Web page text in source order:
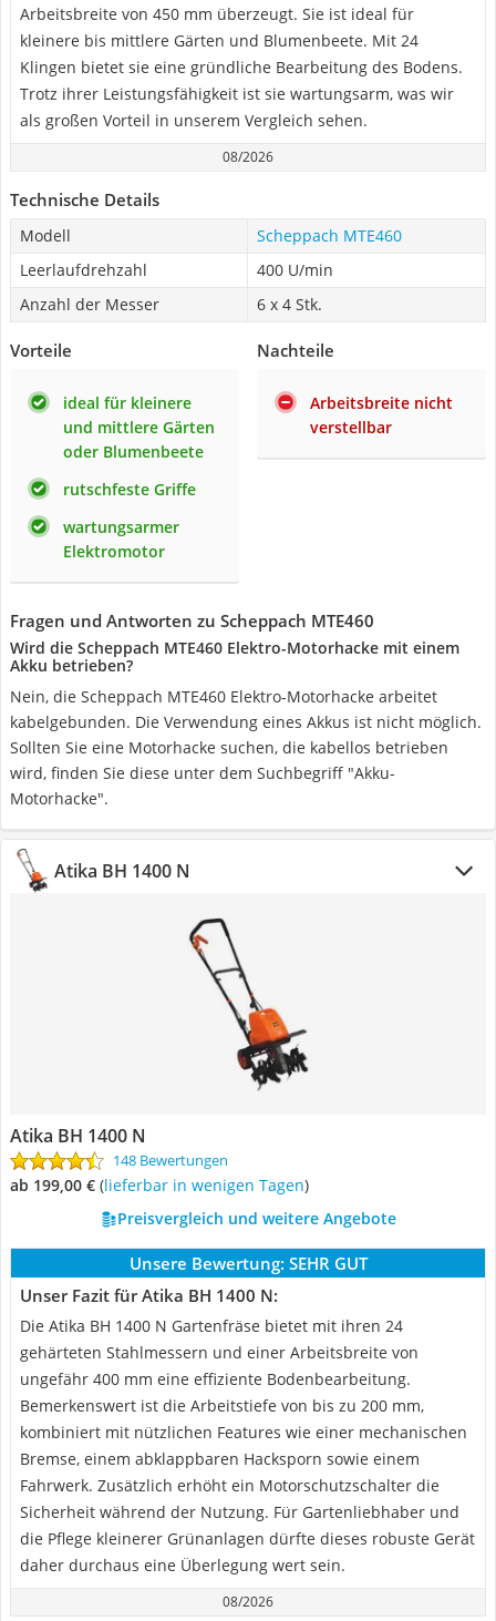
Arbeitsbreite von 450 mm überzeugt. Sie ist ideal für
kleinere bis mittlere Gärten und Blumenbeete. Mit 24
Klingen bietet sie eine gründliche Bearbeitung des Bodens.
Trotz ihrer Leistungsfähigkeit ist sie wartungsarm, was wir
als großen Vorteil in unserem Vergleich sehen.
08/2026
Technische Details
Modell
Scheppach MTE460
Leerlaufdrehzahl
400 U/min
Anzahl der Messer
6 x 4 Stk.
Vorteile
ideal für kleinere
und mittlere Gärten
oder Blumenbeete
rutschfeste Griffe
wartungsarmer
Elektromotor
Nachteile
Arbeitsbreite nicht
verstellbar
Fragen und Antworten zu Scheppach MTE460
Wird die Scheppach MTE460 Elektro-Motorhacke mit einem
Akku betrieben?
Nein, die Scheppach MTE460 Elektro-Motorhacke arbeitet
kabelgebunden. Die Verwendung eines Akkus ist nicht möglich.
Sollten Sie eine Motorhacke suchen, die kabellos betrieben
wird, finden Sie diese unter dem Suchbegriff "Akku-
Motorhacke".
Atika BH 1400 N
Atika BH 1400 N
148 Bewertungen
ab 199,00 € ( Lieferbar in wenigen Tagen)
Preisvergleich und weitere Angebote
Unsere Bewertung: SEHR GUT
Unser Fazit für Atika BH 1400 N:
Die Atika BH 1400 N Gartenfräse bietet mit ihren 24
gehärteten Stahlmessern und einer Arbeitsbreite von
ungefähr 400 mm eine effiziente Bodenbearbeitung.
Bemerkenswert ist die Arbeitstiefe von bis zu 200 mm,
kombiniert mit nützlichen Features wie einer mechanischen
Bremse, einem abklappbaren Hacksporn sowie einem
Fahrwerk. Zusätzlich erhöht ein Motorschutzschalter die
Sicherheit während der Nutzung. Für Gartenliebhaber und
die Pflege kleinerer Grünanlagen dürfte dieses robuste Gerät
daher durchaus eine Überlegung wert sein.
08/2026